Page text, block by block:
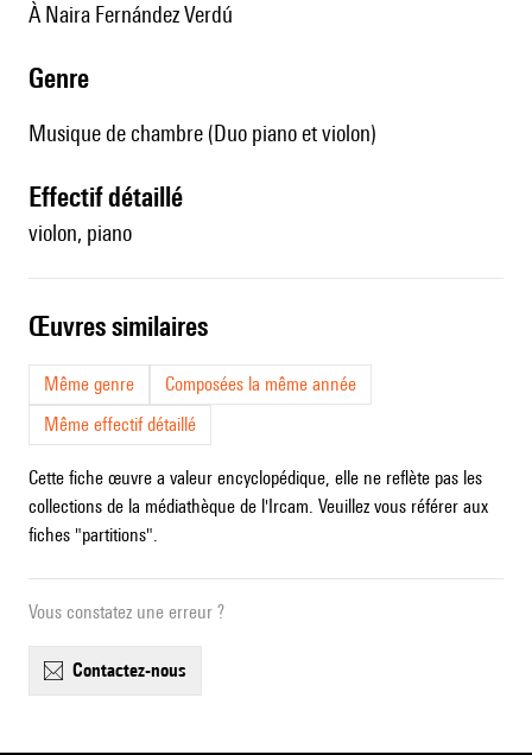
à Naira Fernández Verdú
genre
Musique de chambre (Duo piano et violon)
effectif détaillé
violon, piano
œuvres similaires
Même genre
Composées la même année
Même effectif détaillé
Cette fiche œuvre a valeur encyclopédique, elle ne reflète pas les
collections de la médiathèque de l'Ircam. Veuillez vous référer aux
fiches "partitions".
Vous constatez une erreur ?
contactez-nous